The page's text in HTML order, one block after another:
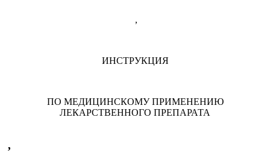
,
ИНСТРУКЦИЯ
ПО МЕДИЦИНСКОМУ ПРИМЕНЕНИЮ
ЛЕКАРСТВЕННОГО ПРЕПАРАТА
,